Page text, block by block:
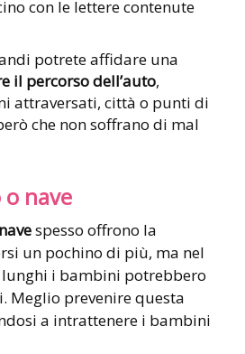
con le lettere contenute
potrete affidare una
il percorso dell’auto,
attraversati, città o punti di
che non soffrano di mal
nave
spesso offrono la
un pochino di più, ma nel
i bambini potrebbero
Meglio prevenire questa
a intrattenere i bambini